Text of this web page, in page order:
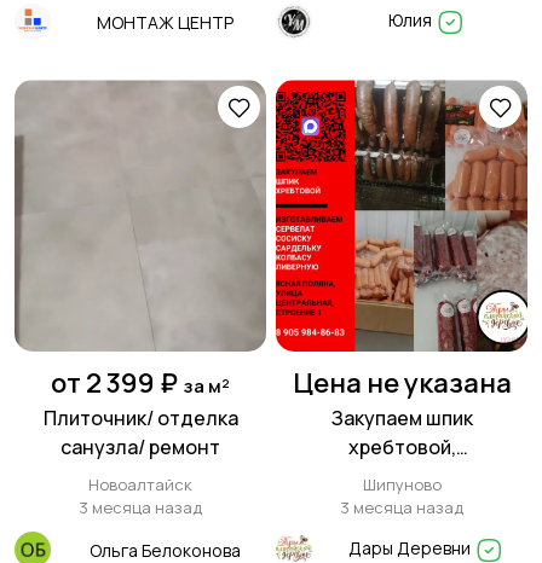
МОНТАЖ ЦЕНТР Юлия
от 2 399 ₽ за м²
Плиточник/ отделка
санузла/ ремонт
Новоалтайск
3 месяца назад
Ольга Белоконова
Цена не указана
Закупаем шпик
хребтовой,
изготавливаем сервелат,
сосиску, сардельку,
колбасу ливерную
Шипуново
3 месяца назад
Дары Деревни